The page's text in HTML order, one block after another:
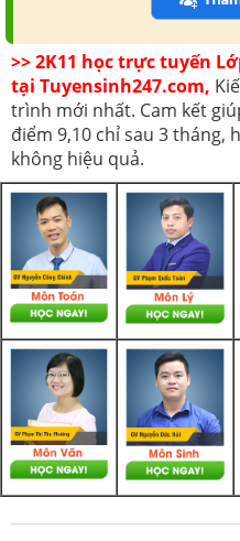
>> 2K11 học trực tuyến
tại Tuyensinh247.com,
trình mới nhất. Cam kết
điểm 9,10 chỉ sau 3 tháng,
không hiệu quả.